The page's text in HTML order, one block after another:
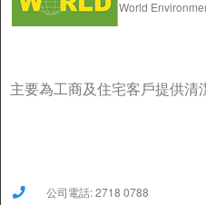
World
主要為工商及住宅客戶提供清
公司電話: 2718 0788